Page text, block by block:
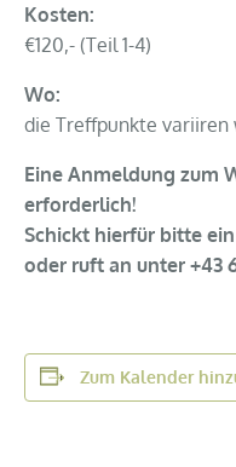
Kosten:
€120,- (Teil 1-4)
Wo:
die Treffpunkte variiren
Eine Anmeldung zum
erforderlich!
Schickt hierfür bitte
oder ruft an unter +43
Zum Kalender